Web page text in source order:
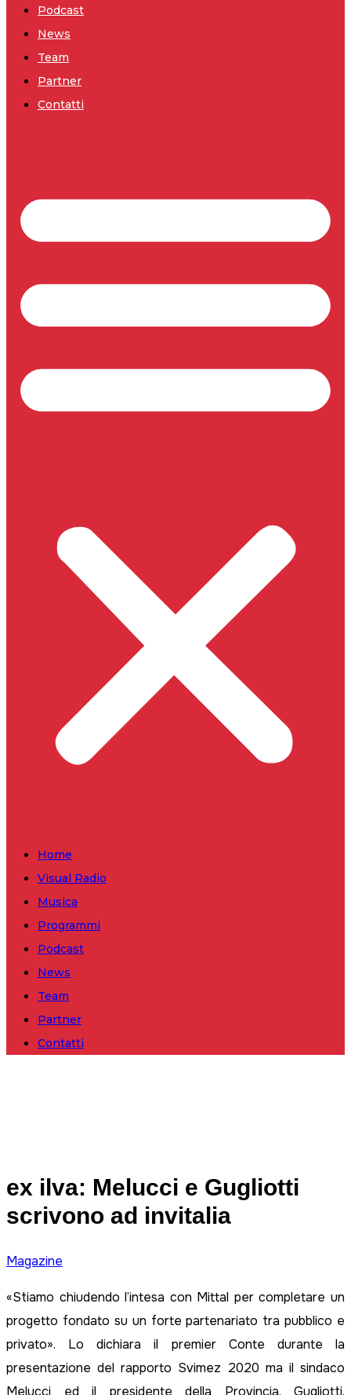
Podcast
News
Team
Partner
Contatti
Home
Visual Radio
Musica
Programmi
Podcast
News
Team
Partner
Contatti
ex ilva: Melucci e Gugliotti
scrivono ad invitalia
Magazine
«Stiamo chiudendo l’intesa con Mittal per completare un
progetto fondato su un forte partenariato tra pubblico e
privato». Lo dichiara il premier Conte durante la
presentazione del rapporto Svimez 2020 ma il sindaco
Melucci ed il presidente della Provincia, Gugliotti,